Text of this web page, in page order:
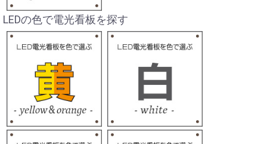
LEDの色で電光看板を探す